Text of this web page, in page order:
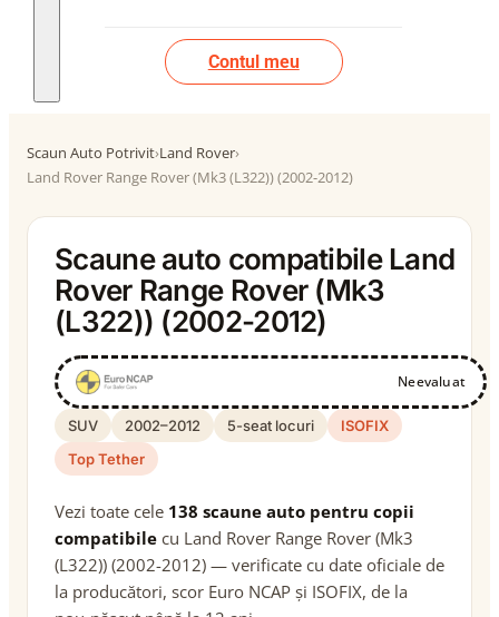
Contul meu
Scaun Auto Potrivit›Land Rover›
Land Rover Range Rover (Mk3 (L322)) (2002-2012)
Scaune auto compatibile Land
Rover Range Rover (Mk3
(L322)) (2002-2012)
Neevaluat
SUV 2002–2012 5-seat locuri
ISOFIX
Top Tether
Vezi toate cele 138 scaune auto pentru copii
compatibile cu Land Rover Range Rover (Mk3
(L322)) (2002-2012) — verificate cu date oficiale de
la producători, scor Euro NCAP și ISOFIX, de la